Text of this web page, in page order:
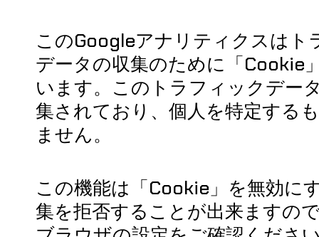
このGoogleアナリティクスはト
データの収集のために「Cookie
います。このトラフィックデー
集されており、個人を特定する
ません。
この機能は「Cookie」を無効に
集を拒否することが出来ますの